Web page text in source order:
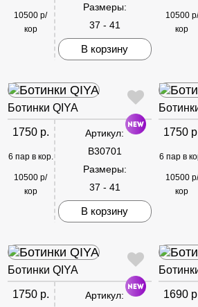
10500 р/
кор
Размеры:
37 - 41
В корзину
10500 р/
кор
Ботинки QIYA
1750 р.
6 пар в кор.
10500 р/
кор
Артикул:
B30701
Размеры:
37 - 41
В корзину
1750
6 пар в
10500 р/
кор
Ботинки QIYA
1750 р.
Артикул:
1690